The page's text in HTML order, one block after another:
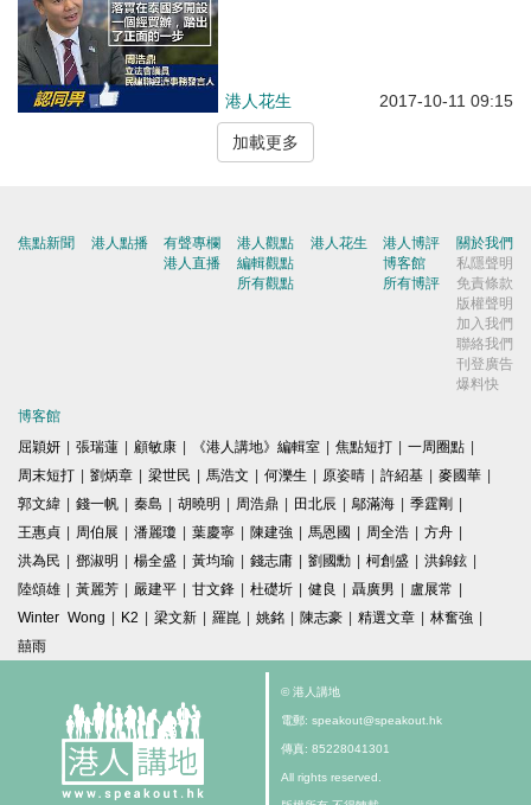
港人花生 2017-10-11 09:15
加載更多
焦點新聞 港人點播
有聲專欄
港人直播
港人觀點
編輯觀點
所有觀點
港人花生
港人博評
博客館
所有博評
關於我們
私隱聲明
免責條款
版權聲明
加入我們
聯絡我們
刊登廣告
爆料快
博客館
屈穎妍
張瑞蓮 顧敏康 《港人講地》編輯室 焦點短打 一周圈點
周末短打
劉炳章 梁世民 馬浩文 何濼生 原姿晴 許紹基 麥國華
郭文緯
錢一帆 秦島 胡曉明 周浩鼎 田北辰 鄔滿海 季霆剛
王惠貞
周伯展 潘麗瓊 葉慶寧 陳建強 馬恩國 周全浩 方舟
洪為民
鄧淑明 楊全盛 黃均瑜 錢志庸 劉國勳 柯創盛 洪錦鉉
陸頌雄
黃麗芳 嚴建平 甘文鋒 杜礎圻 健良 聶廣男 盧展常
Winter Wong
K2 梁文新 羅崑 姚銘 陳志豪 精選文章 林奮強
囍雨
© 港人講地
電郵: speakout@speakout.hk
傳真: 85228041301
All rights reserved.